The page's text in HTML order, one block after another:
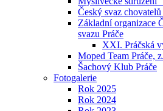
Český svaz
Základní organizace
svazu Práče
XXI. Práčská
Moped Team Práče,
Šachový Klub Práče
Fotogalerie
Rok 2025
Rok 2024